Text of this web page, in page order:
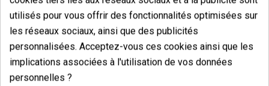
Les graines de cannabis sont vendues à des fins
décoratives et de collection. GB The Green Brand n'est
pas responsable de l'utilisation ou de la culture de
ces graines.
utilisés pour vous offrir des fonctionnalités optimisées sur
les réseaux sociaux, ainsi que des publicités
personnalisées. Acceptez-vous ces cookies ainsi que les
implications associées à l'utilisation de vos données
personnelles ?